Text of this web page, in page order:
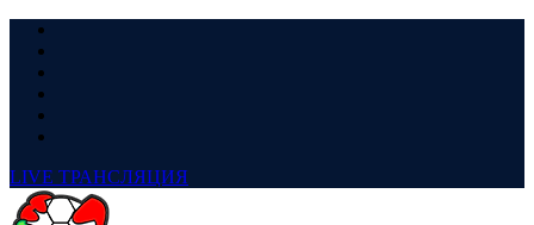
LIVE ТРАНСЛЯЦИЯ